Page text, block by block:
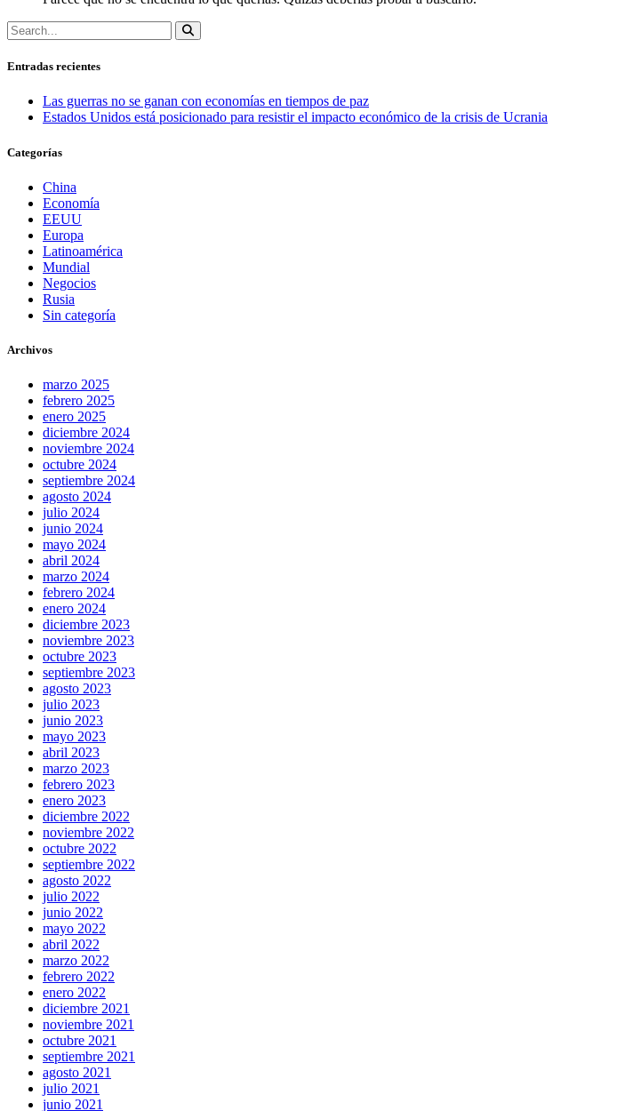
Entradas recientes
Las guerras no se ganan con economías en tiempos de paz
Estados Unidos está posicionado para resistir el impacto económico de la crisis de Ucrania
Categorías
China
Economía
EEUU
Europa
Latinoamérica
Mundial
Negocios
Rusia
Sin categoría
Archivos
marzo 2025
febrero 2025
enero 2025
diciembre 2024
noviembre 2024
octubre 2024
septiembre 2024
agosto 2024
julio 2024
junio 2024
mayo 2024
abril 2024
marzo 2024
febrero 2024
enero 2024
diciembre 2023
noviembre 2023
octubre 2023
septiembre 2023
agosto 2023
julio 2023
junio 2023
mayo 2023
abril 2023
marzo 2023
febrero 2023
enero 2023
diciembre 2022
noviembre 2022
octubre 2022
septiembre 2022
agosto 2022
julio 2022
junio 2022
mayo 2022
abril 2022
marzo 2022
febrero 2022
enero 2022
diciembre 2021
noviembre 2021
octubre 2021
septiembre 2021
agosto 2021
julio 2021
junio 2021